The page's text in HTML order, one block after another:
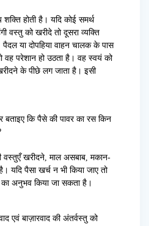
होती है। यदि कोई समर्थ
वस्तु को खरीदे तो दूसरा व्यक्ति
या दोपहिया वाहन चालक के पास
वह परेशान हो उठता है। वह स्वयं को
के पीछे लग जाता है। इसी
बताइए कि पैसे की पावर का रस किन
वस्तुएँ खरीदने, माल असबाब, मकान-
यदि पैसा खर्च न भी किया जाए तो
अनुभव किया जा सकता है।
एवं बाज़ारवाद की अंतर्वस्तु को